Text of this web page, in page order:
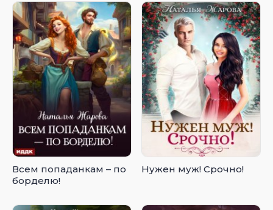
Всем попаданкам – по
борделю!
Нужен муж! Срочно!